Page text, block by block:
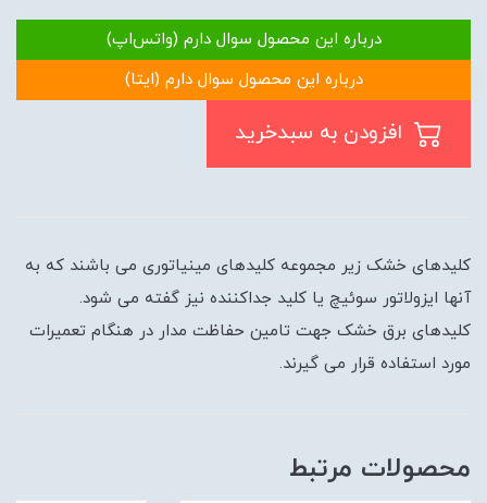
درباره این محصول سوال دارم (واتس‌اپ)
درباره این محصول سوال دارم (ایتا)
کلیدهای خشک زیر مجموعه کلیدهای مینیاتوری می باشند که به
آنها ایزولاتور سوئیچ یا کلید جداکننده نیز گفته می شود.
کلیدهای برق خشک جهت تامین حفاظت مدار در هنگام تعمیرات
مورد استفاده قرار می گیرند.
محصولات مرتبط